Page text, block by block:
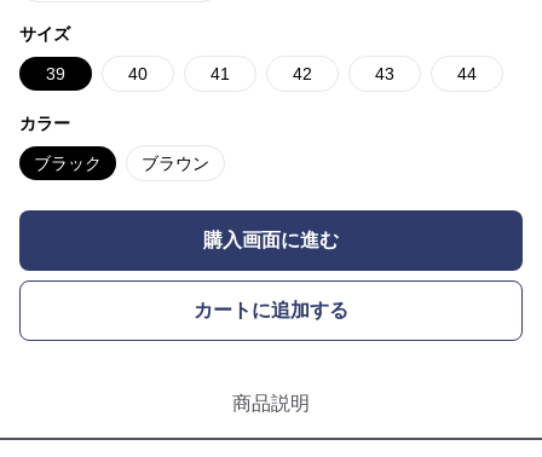
サイズ
39 40 41 42 43 44
カラー
ブラック ブラウン
購入画面に進む
カートに追加する
商品説明